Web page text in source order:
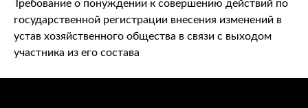
Требование о понуждении к совершению действий по
государственной регистрации внесения изменений в
устав хозяйственного общества в связи с выходом
участника из его состава